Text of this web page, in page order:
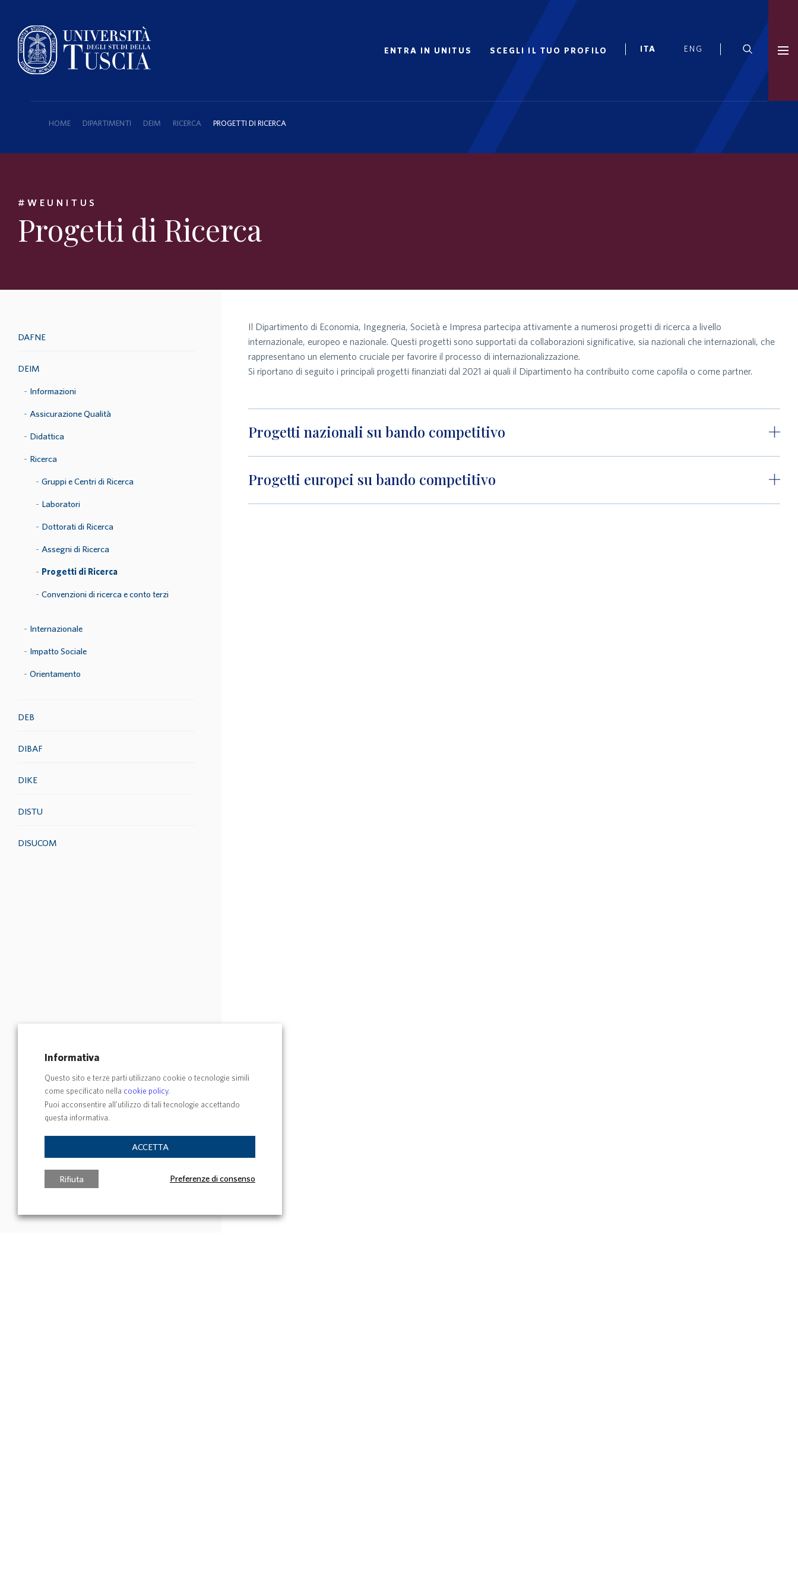
ENTRA IN UNITUS SCEGLI IL TUO PROFILO
HOME DIPARTIMENTI DEIM RICERCA PROGETTI DI RICERCA
#WEUNITUS
Progetti di Ricerca
DAFNE
DEIM
Informazioni
Assicurazione Qualità
Didattica
Ricerca
Gruppi e Centri di Ricerca
Laboratori
Dottorati di Ricerca
Assegni di Ricerca
Progetti di Ricerca
Convenzioni di ricerca e conto terzi
Internazionale
Impatto Sociale
Orientamento
DEB
DIBAF
DIKE
DISTU
DISUCOM
Il Dipartimento di Economia, Ingegneria, Società e Impresa partecipa attivamente a numerosi progetti di ricerca a livello
internazionale, europeo e nazionale. Questi progetti sono supportati da collaborazioni significative, sia nazionali che internazionali, che
rappresentano un elemento cruciale per favorire il processo di internazionalizzazione.
Si riportano di seguito i principali progetti finanziati dal 2021 ai quali il Dipartimento ha contribuito come capofila o come partner.
Progetti nazionali su bando competitivo
Progetti europei su bando competitivo
Informativa
Questo sito e terze parti utilizzano cookie o tecnologie simili
come specificato nella cookie policy.
Puoi acconsentire all’utilizzo di tali tecnologie accettando
questa informativa.
ACCETTA
Rifiuta Preferenze di consenso